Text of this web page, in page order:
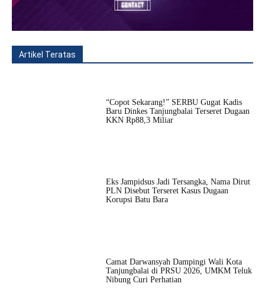
Artikel Teratas
“Copot Sekarang!” SERBU Gugat Kadis
Baru Dinkes Tanjungbalai Terseret Dugaan
KKN Rp88,3 Miliar
Eks Jampidsus Jadi Tersangka, Nama Dirut
PLN Disebut Terseret Kasus Dugaan
Korupsi Batu Bara
Camat Darwansyah Dampingi Wali Kota
Tanjungbalai di PRSU 2026, UMKM Teluk
Nibung Curi Perhatian